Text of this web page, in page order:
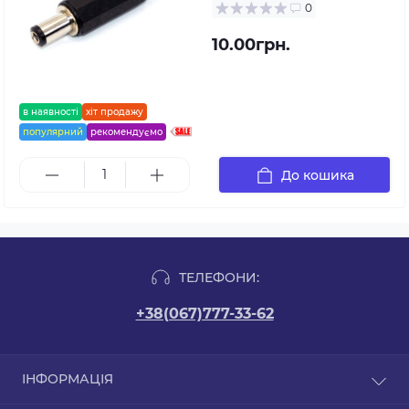
в наявності
хіт продажу
популярний
рекомендуємо
0
10.00грн.
До кошика
ТЕЛЕФОНИ:
+38(067)777-33-62
ІНФОРМАЦІЯ